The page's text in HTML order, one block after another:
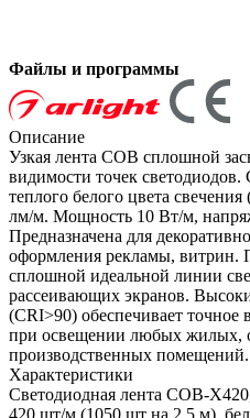
Файлы и программы
Описание
Узкая лента COB сплошной
видимости точек
теплого белого цвета
лм/м. Мощность 10 Вт/м,
Предназначена для
оформления рекламы, витрин.
сплошной идеальной линии
рассеивающих экранов.
(CRI>90) обеспечивает точное
при освещении любых жилых,
производственных помещений.
Характеристики
Светодиодная лента COB-